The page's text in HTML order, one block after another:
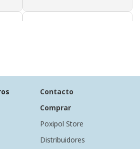
Seco con PTFE
Contacto
Comprar
Poxipol Store
Distribuidores